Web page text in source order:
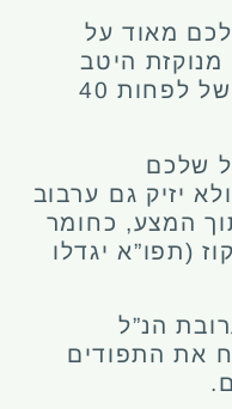
מאוד על
מנוקזת היטב
ועמוקה (מיכל/שק בעומק של לפחות 40
שלכם
יזיק גם ערבוב
המצע, כחומר
(תפו”א יגדלו
מהתערובת הנ”ל
את התפודים